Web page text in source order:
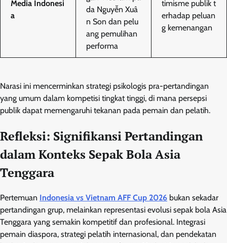
Media Indonesi
a
da Nguyễn Xuâ
n Son dan pelu
ang pemulihan
performa
timisme publik t
erhadap peluan
g kemenangan
Narasi ini mencerminkan strategi psikologis pra-pertandingan
yang umum dalam kompetisi tingkat tinggi, di mana persepsi
publik dapat memengaruhi tekanan pada pemain dan pelatih.
Refleksi: Signifikansi Pertandingan
dalam Konteks Sepak Bola Asia
Tenggara
Pertemuan Indonesia vs Vietnam AFF Cup 2026 bukan sekadar
pertandingan grup, melainkan representasi evolusi sepak bola Asia
Tenggara yang semakin kompetitif dan profesional. Integrasi
pemain diaspora, strategi pelatih internasional, dan pendekatan